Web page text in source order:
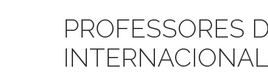
PROFESSORES